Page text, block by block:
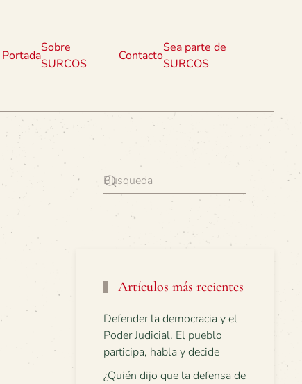
Portada
Sobre
SURCOS
Contacto
Sea parte de
SURCOS
Artículos más recientes
Defender la democracia y el
Poder Judicial. El pueblo
participa, habla y decide
¿Quién dijo que la defensa de